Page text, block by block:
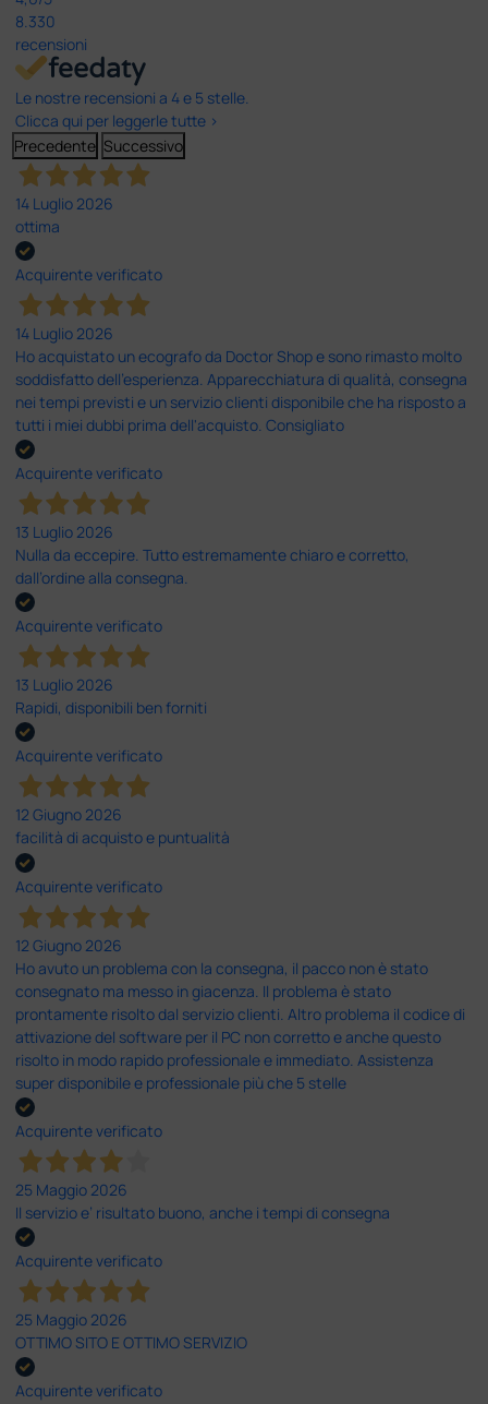
8.330
recensioni
Le nostre recensioni a 4 e 5 stelle.
Clicca qui per leggerle tutte >
Precedente Successivo
14 Luglio 2026
ottima
Acquirente verificato
14 Luglio 2026
Ho acquistato un ecografo da Doctor Shop e sono rimasto molto
soddisfatto dell'esperienza. Apparecchiatura di qualità, consegna
nei tempi previsti e un servizio clienti disponibile che ha risposto a
tutti i miei dubbi prima dell'acquisto. Consigliato
Acquirente verificato
13 Luglio 2026
Nulla da eccepire. Tutto estremamente chiaro e corretto,
dall’ordine alla consegna.
Acquirente verificato
13 Luglio 2026
Rapidi, disponibili ben forniti
Acquirente verificato
12 Giugno 2026
facilità di acquisto e puntualità
Acquirente verificato
12 Giugno 2026
Ho avuto un problema con la consegna, il pacco non è stato
consegnato ma messo in giacenza. Il problema è stato
prontamente risolto dal servizio clienti. Altro problema il codice di
attivazione del software per il PC non corretto e anche questo
risolto in modo rapido professionale e immediato. Assistenza
super disponibile e professionale più che 5 stelle
Acquirente verificato
25 Maggio 2026
Il servizio e’ risultato buono, anche i tempi di consegna
Acquirente verificato
25 Maggio 2026
OTTIMO SITO E OTTIMO SERVIZIO
Acquirente verificato